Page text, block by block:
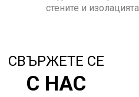
стените и изолацията
СВЪРЖЕТЕ СЕ
С НАС